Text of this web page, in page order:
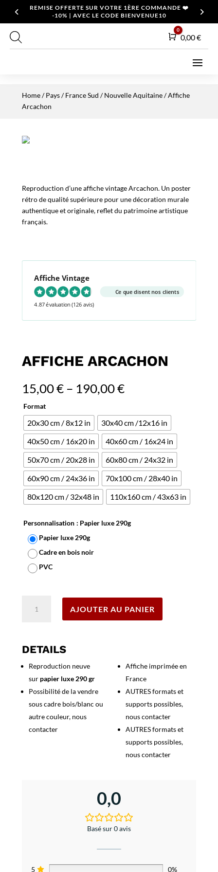
REMISE OFFERTE SUR VOTRE 1ÈRE COMMANDE ❤️
-10% | AVEC LE CODE BIENVENUE10
Panier
0
0,00€
Home/Pays/France Sud /Nouvelle Aquitaine/ Affiche
Arcachon
Reproduction d’une affiche vintage Arcachon. Un poster
rétro de qualité supérieure pour une décoration murale
authentique et originale, reflet du patrimoine artistique
français.
Affiche Vintage
Ce que disent nos clients
4.87 évaluation (126 avis)
AFFICHE ARCACHON
15,00€– 190,00€
Format
20x30 cm / 8x12 in
30x40 cm /12x16 in
40x50 cm / 16x20 in
40x60 cm / 16x24 in
50x70 cm / 20x28 in
60x80 cm / 24x32 in
60x90 cm / 24x36 in
70x100 cm / 28x40 in
80x120 cm / 32x48 in
110x160 cm / 43x63 in
Personnalisation : Papier luxe 290g
Papier luxe 290g
Cadre en bois noir
PVC
AJOUTER AU PANIER
DETAILS
Reproduction neuve
sur papier luxe 290 gr
Possibilité de la vendre
sous cadre bois/blanc ou
autre couleur, nous
contacter
Affiche imprimée en
France
AUTRES formats et
supports possibles,
nous contacter
AUTRES formats et
supports possibles,
nous contacter
0,0
Basé sur 0 avis
5 0%